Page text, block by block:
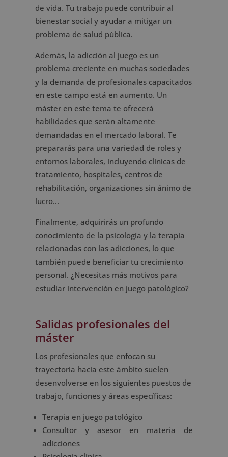
de vida. Tu trabajo puede contribuir al
bienestar social y ayudar a mitigar un
problema de salud pública.
Además, la adicción al juego es un
problema creciente en muchas sociedades
y la demanda de profesionales capacitados
en este campo está en aumento. Un
máster en este tema te ofrecerá
habilidades que serán altamente
demandadas en el mercado laboral. Te
prepararás para una variedad de roles y
entornos laborales, incluyendo clínicas de
tratamiento, hospitales, centros de
rehabilitación, organizaciones sin ánimo de
lucro…
Finalmente, adquirirás un profundo
conocimiento de la psicología y la terapia
relacionadas con las adicciones, lo que
también puede beneficiar tu crecimiento
personal. ¿Necesitas más motivos para
estudiar intervención en juego patológico?
Salidas profesionales del
máster
Los profesionales que enfocan su
trayectoria hacia este ámbito suelen
desenvolverse en los siguientes puestos de
trabajo, funciones y áreas específicas:
Terapia en juego patológico
Consultor y asesor en materia de
adicciones